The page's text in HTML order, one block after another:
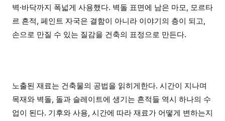
벽·바닥까지 폭넓게 사용했다. 벽돌 표면에 남은 마모, 모르타
르 흔적, 페인트 자국은 결함이 아니라 이야기의 층이 되고,
손으로 만질 수 있는 질감을 건축의 표정으로 만든다.
노출된 재료는 건축물의 공법을 읽히게한다. 시간이 지나며
목재와 벽돌, 돌과 슬레이트에 생기는 흔적들 역시 하나의 수
업이 된다. 기후와 사용, 시간에 따라 재료가 어떻게 변하는지